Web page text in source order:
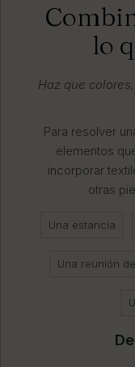
lo
Haz que
Para resolver
elementos
incorporar
otras
Una estancia
Una reunión